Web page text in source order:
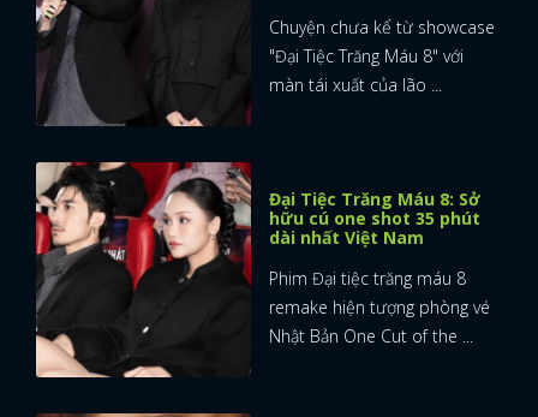
Chuyện chưa kể từ showcase
"Đại Tiệc Trăng Máu 8" với
màn tái xuất của lão ...
Đại Tiệc Trăng Máu 8: Sở
hữu cú one shot 35 phút
dài nhất Việt Nam
Phim Đại tiệc trăng máu 8
remake hiện tượng phòng vé
Nhật Bản One Cut of the ...